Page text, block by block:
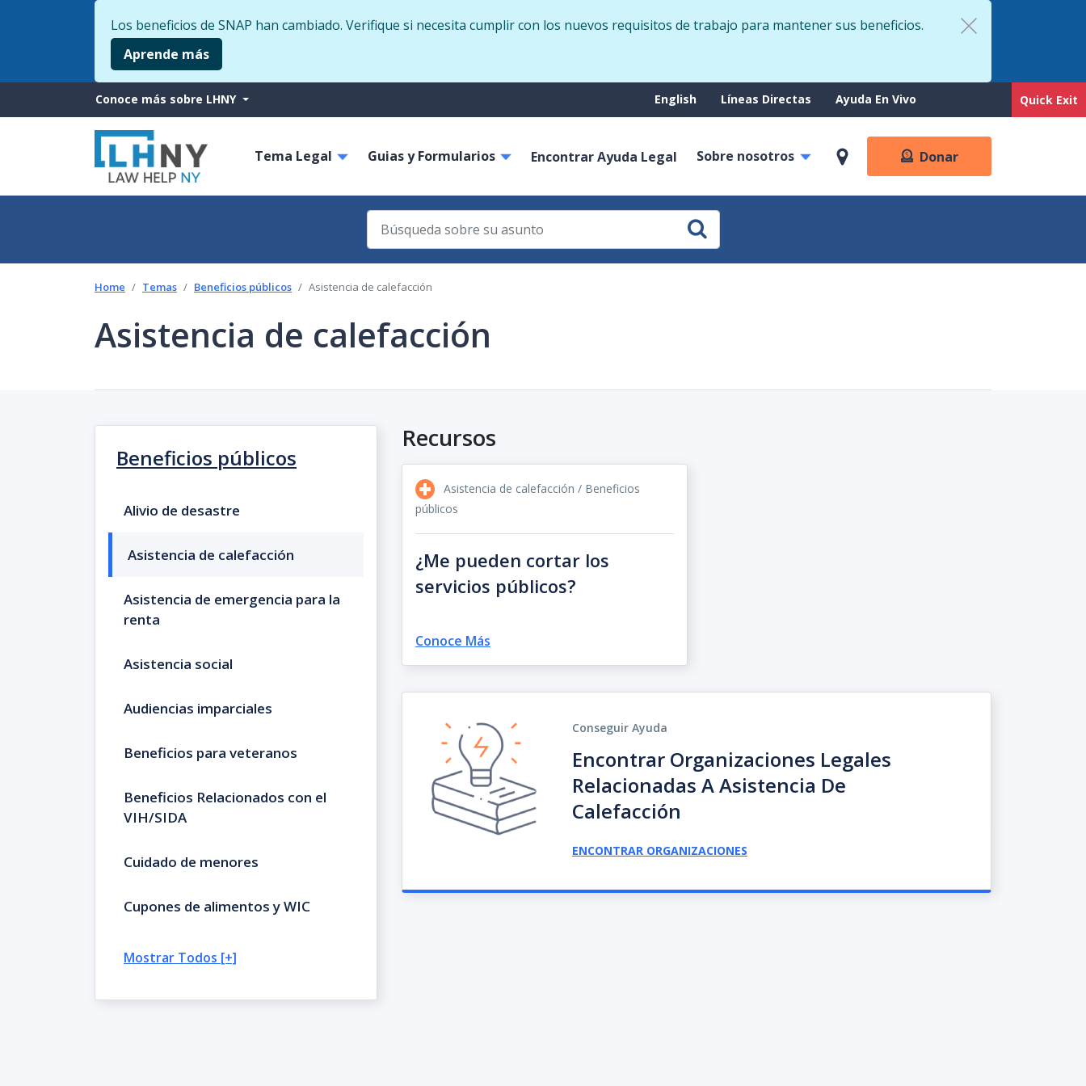
to
Quick Exit
Los beneficios de SNAP han cambiado. Verifique si necesita cumplir con los nuevos requisitos de trabajo para mantener sus beneficios.
Aprende más
More
from
LHNY
Conoce más sobre LHNY Support
English Líneas Directas Ayuda En Vivo
navigation
Tema Legal Guias y Formularios Encontrar Ayuda Legal Sobre nosotros Donar
Home Temas Beneficios públicos Asistencia de calefacción
Asistencia de calefacción
Beneficios públicos
Alivio de desastre
Asistencia de calefacción
Asistencia de emergencia para la
renta
Asistencia social
Audiencias imparciales
Beneficios para veteranos
Beneficios Relacionados con el
VIH/SIDA
Cuidado de menores
Cupones de alimentos y WIC
Mostrar Todos [+]
Recursos
Asistencia de calefacción / Beneficios
públicos
¿Me pueden cortar los
servicios públicos?
Conoce Más
Conseguir Ayuda
Encontrar Organizaciones Legales
Relacionadas A Asistencia De
Calefacción
ENCONTRAR ORGANIZACIONES